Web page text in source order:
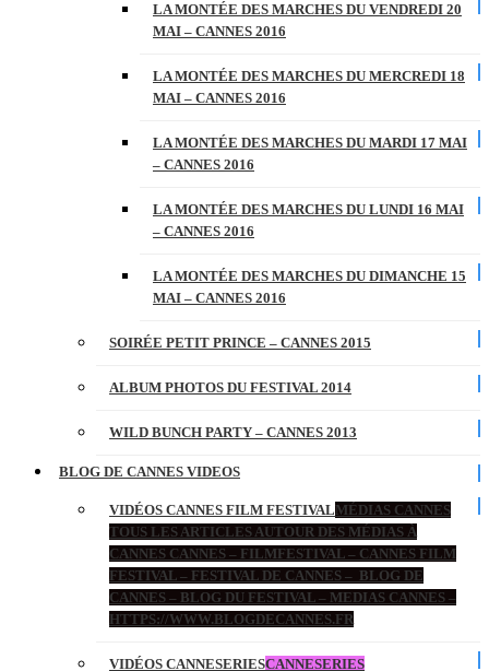
LA MONTÉE DES MARCHES DU VENDREDI 20
MAI – CANNES 2016
LA MONTÉE DES MARCHES DU MERCREDI 18
MAI – CANNES 2016
LA MONTÉE DES MARCHES DU MARDI 17 MAI
– CANNES 2016
LA MONTÉE DES MARCHES DU LUNDI 16 MAI
– CANNES 2016
LA MONTÉE DES MARCHES DU DIMANCHE 15
MAI – CANNES 2016
SOIRÉE PETIT PRINCE – CANNES 2015
ALBUM PHOTOS DU FESTIVAL 2014
WILD BUNCH PARTY – CANNES 2013
BLOG DE CANNES VIDEOS
VIDÉOS CANNES FILM FESTIVALMÉDIAS CANNES
TOUS LES ARTICLES AUTOUR DES MÉDIAS À
CANNES CANNES – FILMFESTIVAL – CANNES FILM
FESTIVAL – FESTIVAL DE CANNES – BLOG DE
CANNES – BLOG DU FESTIVAL – MEDIAS CANNES –
HTTPS://WWW.BLOGDECANNES.FR
VIDÉOS CANNESERIESCANNESERIES